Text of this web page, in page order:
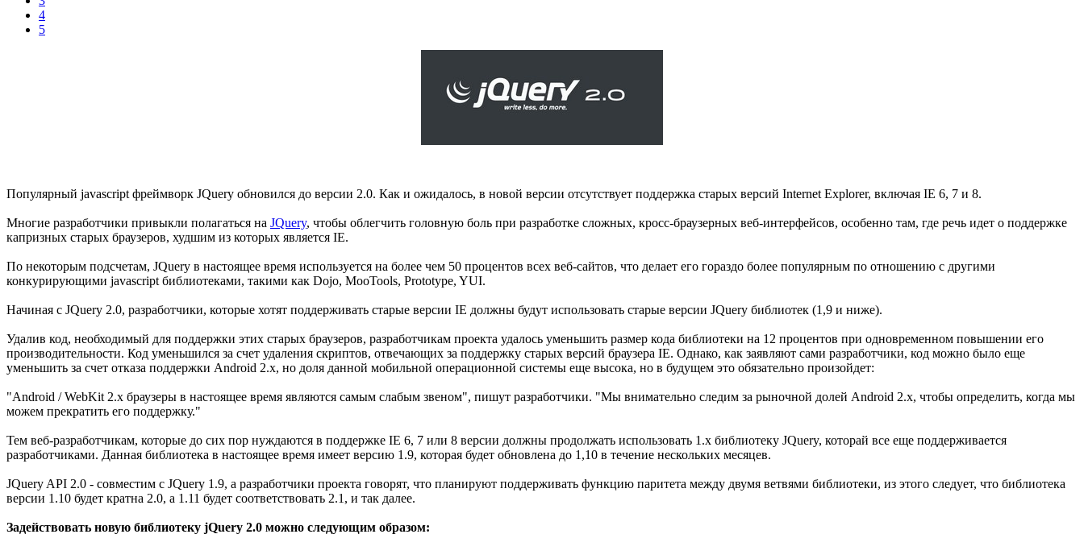
4
5
Популярный javascript фреймворк JQuery обновился до версии 2.0. Как и ожидалось, в новой версии отсутствует поддержка старых версий Internet Explorer, включая IE 6, 7 и 8.
Многие разработчики привыкли полагаться на JQuery, чтобы облегчить головную боль при разработке сложных, кросс-браузерных веб-интерфейсов, особенно там, где речь идет о поддержке
капризных старых браузеров, худшим из которых является IE.
По некоторым подсчетам, JQuery в настоящее время используется на более чем 50 процентов всех веб-сайтов, что делает его гораздо более популярным по отношению с другими
конкурирующими javascript библиотеками, такими как Dojo, MooTools, Prototype, YUI.
Начиная с JQuery 2.0, разработчики, которые хотят поддерживать старые версии IE должны будут использовать старые версии JQuery библиотек (1,9 и ниже).
Удалив код, необходимый для поддержки этих старых браузеров, разработчикам проекта удалось уменьшить размер кода библиотеки на 12 процентов при одновременном повышении его
производительности. Код уменьшился за счет удаления скриптов, отвечающих за поддержку старых версий браузера IE. Однако, как заявляют сами разработчики, код можно было еще
уменьшить за счет отказа поддержки Android 2.х, но доля данной мобильной операционной системы еще высока, но в будущем это обязательно произойдет:
"Android / WebKit 2.x браузеры в настоящее время являются самым слабым звеном", пишут разработчики. "Мы внимательно следим за рыночной долей Android 2.x, чтобы определить, когда мы
можем прекратить его поддержку."
Тем веб-разработчикам, которые до сих пор нуждаются в поддержке IE 6, 7 или 8 версии должны продолжать использовать 1.x библиотеку JQuery, которай все еще поддерживается
разработчиками. Данная библиотека в настоящее время имеет версию 1.9, которая будет обновлена до 1,10 в течение нескольких месяцев.
JQuery API 2.0 - совместим с JQuery 1.9, а разработчики проекта говорят, что планируют поддерживать функцию паритета между двумя ветвями библиотеки, из этого следует, что библиотека
версии 1.10 будет кратна 2.0, а 1.11 будет соответствовать 2.1, и так далее.
Задействовать новую библиотеку jQuery 2.0 можно следующим образом: